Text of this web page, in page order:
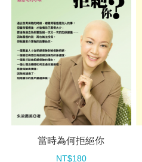
當時為何拒絕你
NT$180